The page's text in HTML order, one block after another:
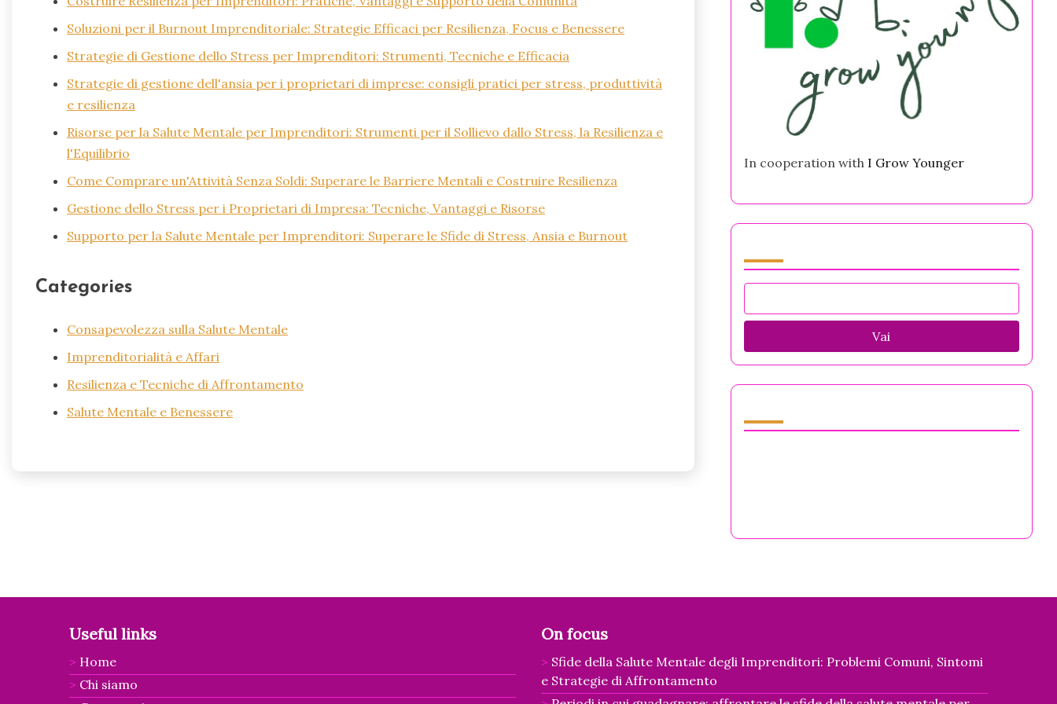
Soluzioni per il Burnout Imprenditoriale: Strategie Efficaci per Resilienza, Focus e Benessere
Strategie di Gestione dello Stress per Imprenditori: Strumenti, Tecniche e Efficacia
Strategie di gestione dell'ansia per i proprietari di imprese: consigli pratici per stress, produttività
e resilienza
Risorse per la Salute Mentale per Imprenditori: Strumenti per il Sollievo dallo Stress, la Resilienza e
l'Equilibrio
Come Comprare un'Attività Senza Soldi: Superare le Barriere Mentali e Costruire Resilienza
Gestione dello Stress per i Proprietari di Impresa: Tecniche, Vantaggi e Risorse
Supporto per la Salute Mentale per Imprenditori: Superare le Sfide di Stress, Ansia e Burnout
Categories
Consapevolezza sulla Salute Mentale
Imprenditorialità e Affari
Resilienza e Tecniche di Affrontamento
Salute Mentale e Benessere
In cooperation with I Grow Younger
Vai
Useful links
Home
Chi siamo
On focus
Sfide della Salute Mentale degli Imprenditori: Problemi Comuni, Sintomi
e Strategie di Affrontamento